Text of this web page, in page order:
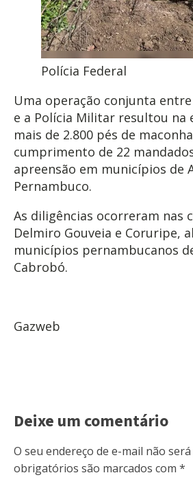
Polícia Federal
Uma operação conjunta
e a Polícia Militar resultou na
mais de 2.800 pés de
cumprimento de 22
apreensão em municípios de
Pernambuco.
As diligências ocorreram nas
Delmiro Gouveia e Coruripe,
municípios pernambucanos
Cabrobó.
Gazweb
Deixe um comentário
O seu endereço de e-mail não
obrigatórios são marcados com *